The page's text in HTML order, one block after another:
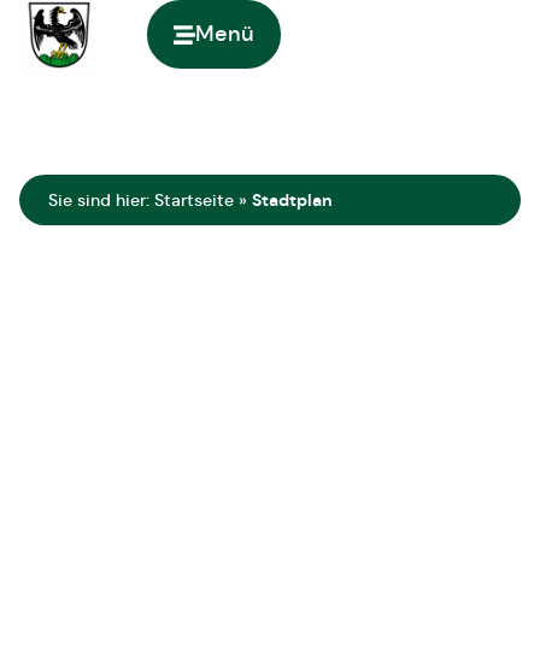
springen
Menü
Sie sind hier: Startseite » Stadtplan